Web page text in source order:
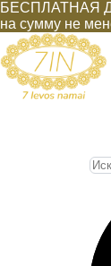
БЕСПЛАТНАЯ
на сумму не